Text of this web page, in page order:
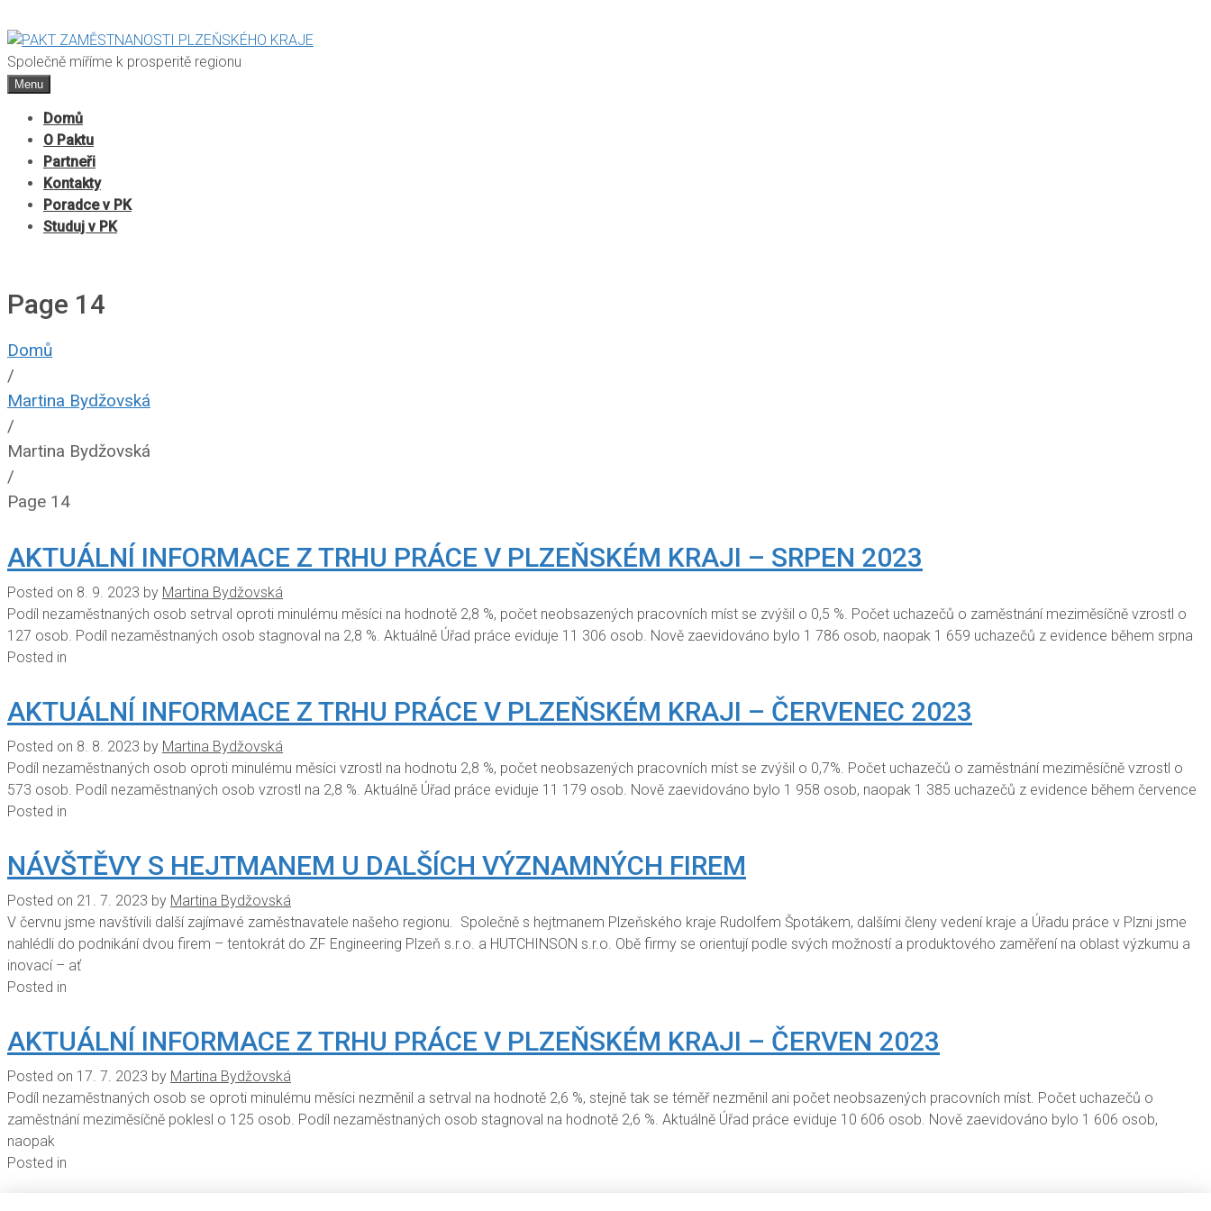
Společně míříme k prosperitě regionu
Menu
Domů
O Paktu
Partneři
Kontakty
Poradce v PK
Studuj v PK
Page 14
Domů
/
Martina Bydžovská
/
Martina Bydžovská
/
Page 14
AKTUÁLNÍ INFORMACE Z TRHU PRÁCE V PLZEŇSKÉM KRAJI – SRPEN 2023
Posted on 8. 9. 2023 by Martina Bydžovská
Podíl nezaměstnaných osob setrval oproti minulému měsíci na hodnotě 2,8 %, počet neobsazených pracovních míst se zvýšil o 0,5 %. Počet uchazečů o zaměstnání meziměsíčně vzrostl o
127 osob. Podíl nezaměstnaných osob stagnoval na 2,8 %. Aktuálně Úřad práce eviduje 11 306 osob. Nově zaevidováno bylo 1 786 osob, naopak 1 659 uchazečů z evidence během srpna
Posted in
AKTUÁLNÍ INFORMACE Z TRHU PRÁCE V PLZEŇSKÉM KRAJI – ČERVENEC 2023
Posted on 8. 8. 2023 by Martina Bydžovská
Podíl nezaměstnaných osob oproti minulému měsíci vzrostl na hodnotu 2,8 %, počet neobsazených pracovních míst se zvýšil o 0,7%. Počet uchazečů o zaměstnání meziměsíčně vzrostl o
573 osob. Podíl nezaměstnaných osob vzrostl na 2,8 %. Aktuálně Úřad práce eviduje 11 179 osob. Nově zaevidováno bylo 1 958 osob, naopak 1 385 uchazečů z evidence během července
Posted in
NÁVŠTĚVY S HEJTMANEM U DALŠÍCH VÝZNAMNÝCH FIREM
Posted on 21. 7. 2023 by Martina Bydžovská
V červnu jsme navštívili další zajímavé zaměstnavatele našeho regionu. Společně s hejtmanem Plzeňského kraje Rudolfem Špotákem, dalšími členy vedení kraje a Úřadu práce v Plzni jsme
nahlédli do podnikání dvou firem – tentokrát do ZF Engineering Plzeň s.r.o. a HUTCHINSON s.r.o. Obě firmy se orientují podle svých možností a produktového zaměření na oblast výzkumu a
inovací – ať
Posted in
AKTUÁLNÍ INFORMACE Z TRHU PRÁCE V PLZEŇSKÉM KRAJI – ČERVEN 2023
Posted on 17. 7. 2023 by Martina Bydžovská
Podíl nezaměstnaných osob se oproti minulému měsíci nezměnil a setrval na hodnotě 2,6 %, stejně tak se téměř nezměnil ani počet neobsazených pracovních míst. Počet uchazečů o
zaměstnání meziměsíčně poklesl o 125 osob. Podíl nezaměstnaných osob stagnoval na hodnotě 2,6 %. Aktuálně Úřad práce eviduje 10 606 osob. Nově zaevidováno bylo 1 606 osob,
naopak
Posted in